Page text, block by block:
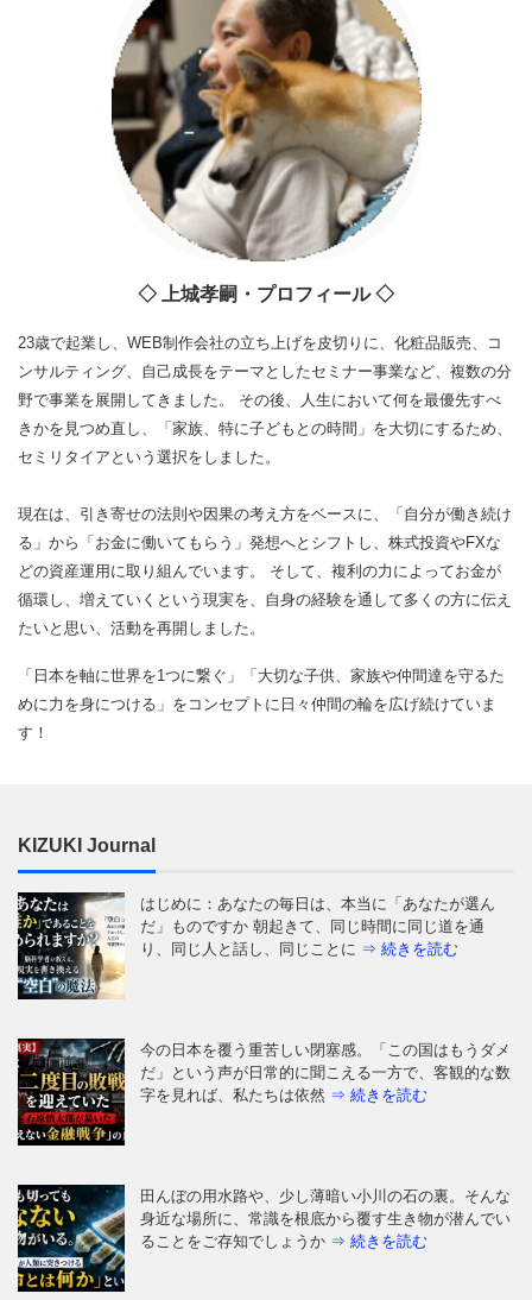
◇ 上城孝嗣・プロフィール ◇
23歳で起業し、WEB制作会社の立ち上げを皮切りに、化粧品販売、コ
ンサルティング、自己成長をテーマとしたセミナー事業など、複数の分
野で事業を展開してきました。 その後、人生において何を最優先すべ
きかを見つめ直し、「家族、特に子どもとの時間」を大切にするため、
セミリタイアという選択をしました。
現在は、引き寄せの法則や因果の考え方をベースに、「自分が働き続け
る」から「お金に働いてもらう」発想へとシフトし、株式投資やFXな
どの資産運用に取り組んでいます。 そして、複利の力によってお金が
循環し、増えていくという現実を、自身の経験を通して多くの方に伝え
たいと思い、活動を再開しました。
「日本を軸に世界を1つに繋ぐ」「大切な子供、家族や仲間達を守るた
めに力を身につける」をコンセプトに日々仲間の輪を広げ続けていま
す！
KIZUKI Journal
はじめに：あなたの毎日は、本当に「あなたが選ん
だ」ものですか 朝起きて、同じ時間に同じ道を通
り、同じ人と話し、同じことに ⇒ 続きを読む
今の日本を覆う重苦しい閉塞感。「この国はもうダメ
だ」という声が日常的に聞こえる一方で、客観的な数
字を見れば、私たちは依然 ⇒ 続きを読む
田んぼの用水路や、少し薄暗い小川の石の裏。そんな
身近な場所に、常識を根底から覆す生き物が潜んでい
ることをご存知でしょうか ⇒ 続きを読む